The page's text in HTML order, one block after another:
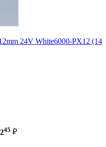
24V White6000-PX12 (14
45 ₽